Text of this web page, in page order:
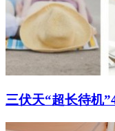
三伏天“超长待机